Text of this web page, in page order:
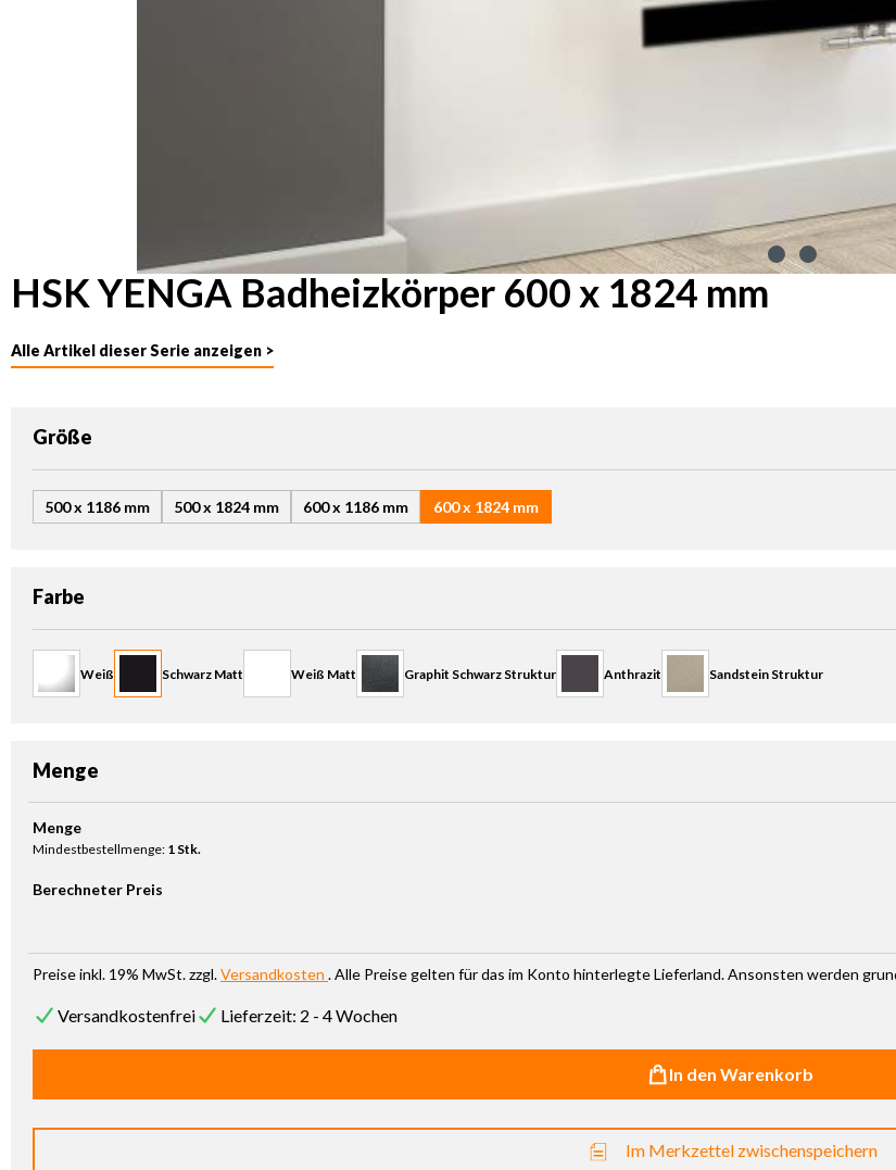
HSK YENGA Badheizkörper 600 x 1824 mm
Alle Artikel dieser Serie anzeigen >
Größe
500 x 1186 mm 500 x 1824 mm 600 x 1186 mm 600 x 1824 mm
Farbe
Weiß Schwarz Matt Weiß Matt Graphit Schwarz Struktur Anthrazit Sandstein Struktur
Menge
Produkt Anzahl: Gib den gewünschten Wert ein oder benutze die Schaltflächen um die Anzahl zu erhöhen oder zu reduzieren.
Menge
Mindestbestellmenge: 1 Stk.
Berechneter Preis
Preise inkl. 19% MwSt. zzgl.Versandkosten . Alle Preise gelten für das im Konto hinterlegte Lieferland. Ansonsten werden
Versandkostenfrei Lieferzeit: 2 - 4 Wochen
In den Warenkorb
Im Merkzettel zwischenspeichern